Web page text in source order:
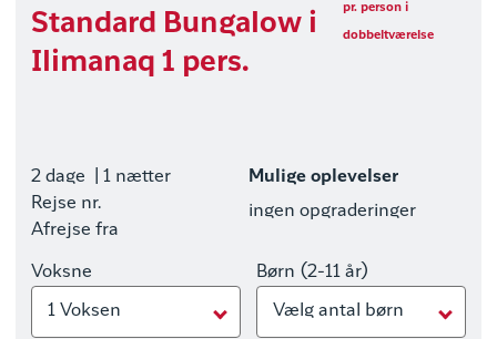
Standard Bungalow i
Ilimanaq 1 pers.
pr. person i
dobbeltværelse
2 dage
| 1 nætter
Rejse nr.
Afrejse fra
Mulige oplevelser
ingen opgraderinger
Voksne
1 Voksen
Børn (2-11 år)
Vælg antal børn